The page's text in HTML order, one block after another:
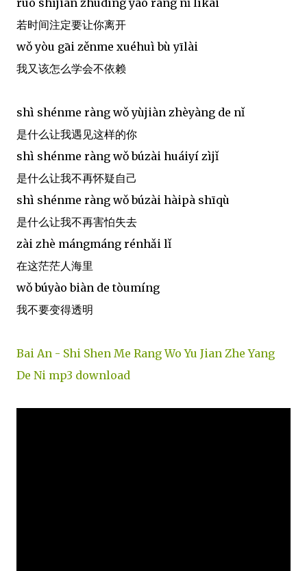
ruò shíjiān zhùdìng yào ràng nǐ líkāi
若时间注定要让你离开
wǒ yòu gāi zěnme xuéhuì bù yīlài
我又该怎么学会不依赖
shì shénme ràng wǒ yùjiàn zhèyàng de nǐ
是什么让我遇见这样的你
shì shénme ràng wǒ búzài huáiyí zìjǐ
是什么让我不再怀疑自己
shì shénme ràng wǒ búzài hàipà shīqù
是什么让我不再害怕失去
zài zhè mángmáng rénhǎi lǐ
在这茫茫人海里
wǒ búyào biàn de tòumíng
我不要变得透明
Bai An - Shi Shen Me Rang Wo Yu Jian Zhe Yang
De Ni mp3 download